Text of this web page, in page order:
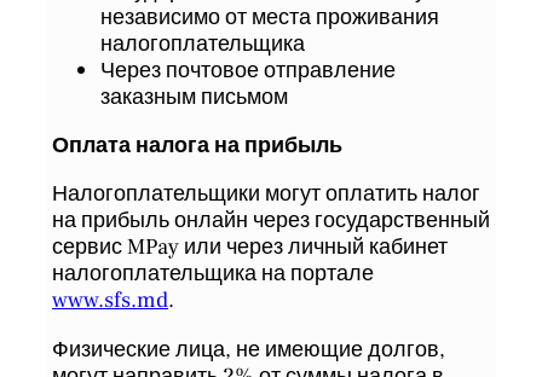
независимо от места проживания
налогоплательщика
Через почтовое отправление
заказным письмом
Оплата налога на прибыль
Налогоплательщики могут оплатить налог
на прибыль онлайн через государственный
сервис MPay или через личный кабинет
налогоплательщика на портале
www.sfs.md.
Физические лица, не имеющие долгов,